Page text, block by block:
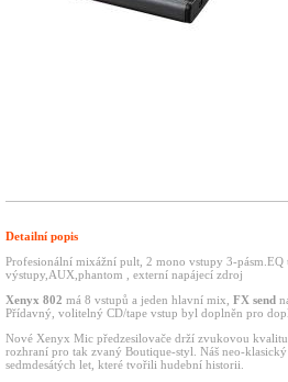
Detailní popis
Profesionální mixážní pult, 2 mono vstupy 3-
výstupy,AUX,phantom , externí napájecí zdroj
Xenyx 802 má 8 vstupů a jeden hlavní mix, FX send
Přídavný, volitelný CD/tape vstup byl doplněn pro
Nové Xenyx Mic předzesilovače drží zvukovou
rozhraní pro tak zvaný Boutique-styl. Náš neo-
sedmdesátých let, které tvořili hudební historii.